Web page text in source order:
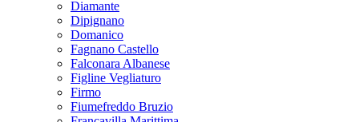
Diamante
Dipignano
Domanico
Fagnano Castello
Falconara Albanese
Figline Vegliaturo
Firmo
Fiumefreddo Bruzio